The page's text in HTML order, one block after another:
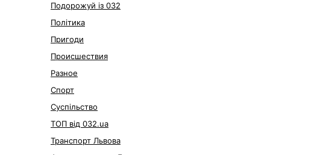
Подорожуй із 032
Політика
Пригоди
Происшествия
Разное
Спорт
Суспільство
ТОП від 032.ua
Транспорт Львова